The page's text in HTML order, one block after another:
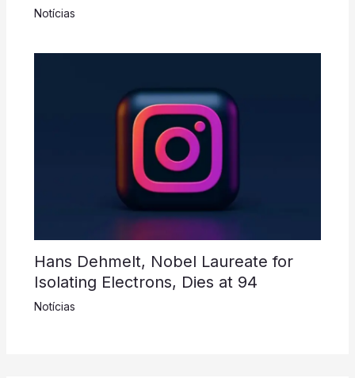
Notícias
Hans Dehmelt, Nobel Laureate for
Isolating Electrons, Dies at 94
Notícias